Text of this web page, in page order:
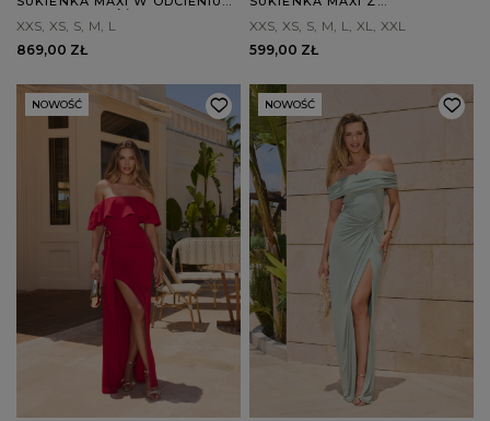
XXS XS S M L
869,00 ZŁ
XXS XS S M L XL
XXL
599,00 ZŁ
NOWOŚĆ NOWOŚĆ